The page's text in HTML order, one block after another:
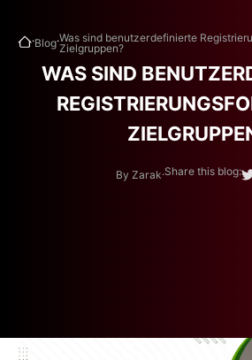
.Blog.Was sind benutzerdefinierte
Zielgruppen?
WAS SIND
By Zarak.Share this blog: